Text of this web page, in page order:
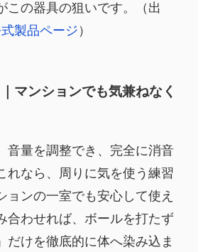
この器具の狙いです。（出
製品ページ ）
マンションでも気兼ねなく
音量を調整でき、完全に消音
れなら、周りに気を使う練習
ョンの一室でも安心して使え
合わせれば、ボールを打たず
だけを徹底的に体へ染み込ま